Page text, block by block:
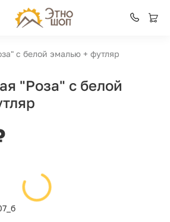
с белой эмалью + футляр
"Роза" с белой